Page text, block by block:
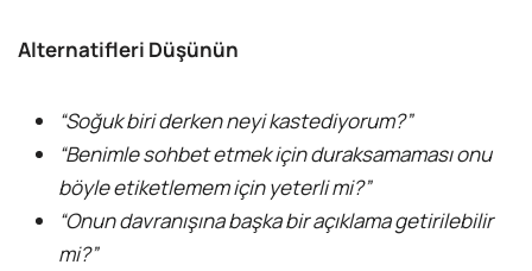
Alternatifleri Düşünün
“Soğuk biri derken neyi kastediyorum?”
“Benimle sohbet etmek için duraksamaması onu
böyle etiketlemem için yeterli mi?”
“Onun davranışına başka bir açıklama getirilebilir
mi?”